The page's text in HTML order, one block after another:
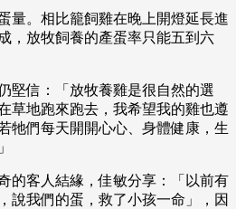
量。相比籠飼雞在晚上開燈延長進
，放牧飼養的產蛋率只能五到六
堅信：「放牧養雞是很自然的選
草地跑來跑去，我希望我的雞也遵
牠們每天開開心心、身體健康，生
的客人結緣，佳敏分享：「以前有
說我們的蛋，救了小孩一命」，因